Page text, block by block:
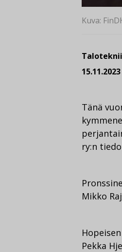
Kuva:
Tänä
ry:n
Mikko
Pekka